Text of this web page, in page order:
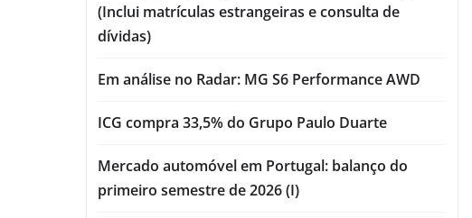
(Inclui matrículas estrangeiras e consulta de
dívidas)
Em análise no Radar: MG S6 Performance AWD
ICG compra 33,5% do Grupo Paulo Duarte
Mercado automóvel em Portugal: balanço do
primeiro semestre de 2026 (I)